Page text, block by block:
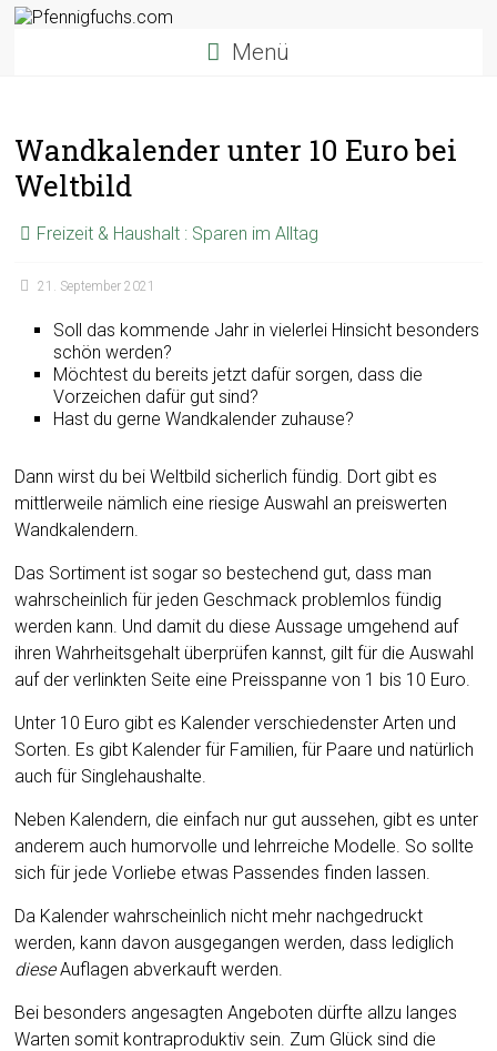
Menü
Wandkalender unter 10 Euro bei
Weltbild
Freizeit & Haushalt : Sparen im Alltag
21. September 2021
Soll das kommende Jahr in vielerlei Hinsicht besonders
schön werden?
Möchtest du bereits jetzt dafür sorgen, dass die
Vorzeichen dafür gut sind?
Hast du gerne Wandkalender zuhause?
Dann wirst du bei Weltbild sicherlich fündig. Dort gibt es
mittlerweile nämlich eine riesige Auswahl an preiswerten
Wandkalendern.
Das Sortiment ist sogar so bestechend gut, dass man
wahrscheinlich für jeden Geschmack problemlos fündig
werden kann. Und damit du diese Aussage umgehend auf
ihren Wahrheitsgehalt überprüfen kannst, gilt für die Auswahl
auf der verlinkten Seite eine Preisspanne von 1 bis 10 Euro.
Unter 10 Euro gibt es Kalender verschiedenster Arten und
Sorten. Es gibt Kalender für Familien, für Paare und natürlich
auch für Singlehaushalte.
Neben Kalendern, die einfach nur gut aussehen, gibt es unter
anderem auch humorvolle und lehrreiche Modelle. So sollte
sich für jede Vorliebe etwas Passendes finden lassen.
Da Kalender wahrscheinlich nicht mehr nachgedruckt
werden, kann davon ausgegangen werden, dass lediglich
dieseAuflagen abverkauft werden.
Bei besonders angesagten Angeboten dürfte allzu langes
Warten somit kontraproduktiv sein. Zum Glück sind die